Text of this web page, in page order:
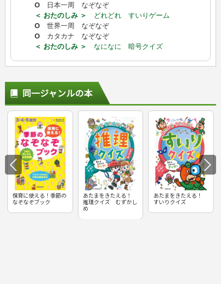
Ο 日本一周 なぞなぞ
＜ おたのしみ ＞
どれどれ すいりゲーム
Ο 世界一周 なぞなぞ
Ο カタカナ なぞなぞ
＜ おたのしみ ＞
なになに 暗号クイズ
同一ジャンルの本
保育に使える！季節の
なぞなぞブック
あたまをきたえる！
推理クイズ むずかし
め
あたまをきたえる！
すいりクイズ